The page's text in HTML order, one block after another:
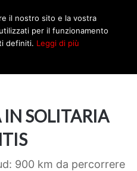
SOLITARIA
900 km da percorrere
il nostro sito e la vostra
per il funzionamento
definiti. Leggi di più